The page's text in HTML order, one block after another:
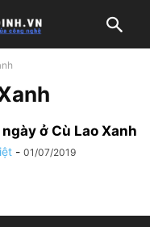
ở Cù Lao Xanh
- 01/07/2019